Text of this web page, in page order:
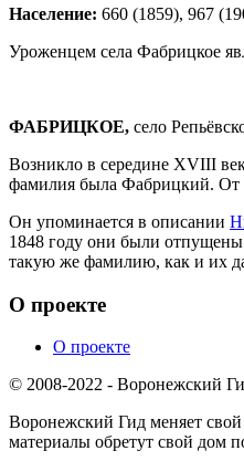
Население: 660 (1859), 967
Уроженцем села Фабрицкое
ФАБРИЦКОЕ, село
Возникло в середине XVIII
фамилия была Фабрицкий. От
Он упоминается в описании
1848 году они были отпущены
такую же фамилию, как и их
О проекте
О проекте
© 2008-2022 - Воронежский
Воронежский Гид меняет
материалы обретут свой дом